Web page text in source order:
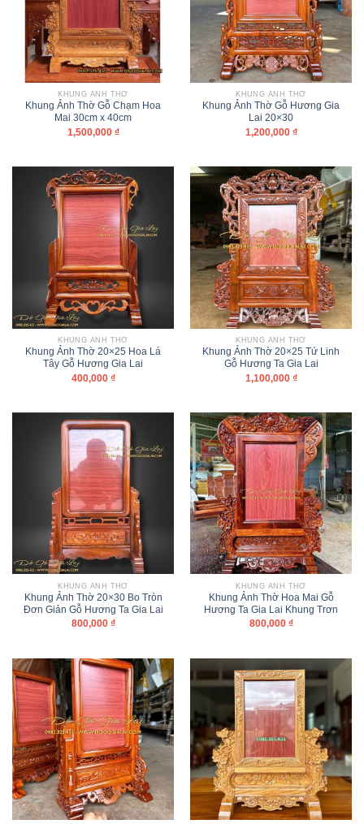
KHUNG ẢNH THỜ
Khung Ảnh Thờ Gỗ Chạm Hoa
Mai 30cm x 40cm
1,500,000 ₫
KHUNG ẢNH THỜ
Khung Ảnh Thờ Gỗ Hương Gia
Lai 20×30
1,200,000 ₫
KHUNG ẢNH THỜ
Khung Ảnh Thờ 20×25 Hoa Lá
Tây Gỗ Hương Gia Lai
400,000 ₫
KHUNG ẢNH THỜ
Khung Ảnh Thờ 20×25 Tứ Linh
Gỗ Hương Ta Gia Lai
1,100,000 ₫
KHUNG ẢNH THỜ
Khung Ảnh Thờ 20×30 Bo Tròn
Đơn Giản Gỗ Hương Ta Gia Lai
800,000 ₫
KHUNG ẢNH THỜ
Khung Ảnh Thờ Hoa Mai Gỗ
Hương Ta Gia Lai Khung Trơn
800,000 ₫